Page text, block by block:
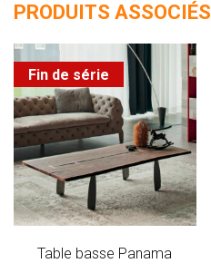
PRODUITS ASSOCIÉS
Fin de série
Table basse Panama